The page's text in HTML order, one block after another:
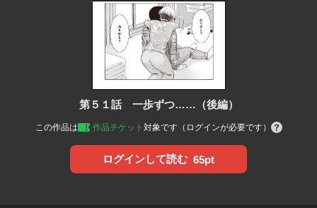
第５１話 一歩ずつ……（後編）
この作品は 作品チケット 対象です（ログインが必要です）
ログインして読む 65pt